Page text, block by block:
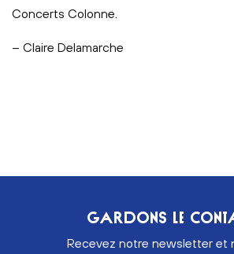
Concerts Colonne.
– Claire Delamarche
GARDONS LE
Recevez notre newsletter et